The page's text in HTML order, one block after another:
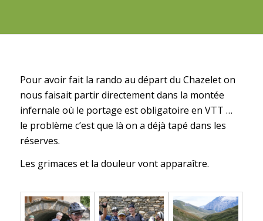
Pour avoir fait la rando au départ du Chazelet on
nous faisait partir directement dans la montée
infernale où le portage est obligatoire en VTT …
le problème c’est que là on a déjà tapé dans les
réserves.
Les grimaces et la douleur vont apparaître.